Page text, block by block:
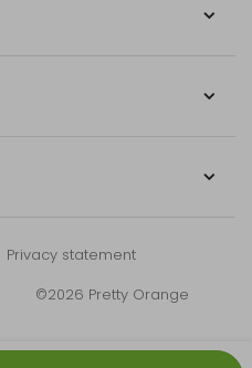
Privacy statement
©2026 Pretty Orange